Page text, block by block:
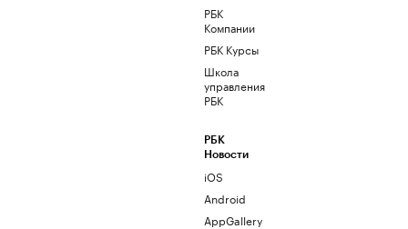
РБК
Компании
РБК Курсы
Школа
управления
РБК
РБК
Новости
iOS
Android
AppGallery